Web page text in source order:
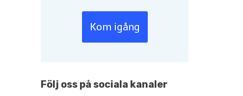
Kom igång
Följ oss på sociala kanaler